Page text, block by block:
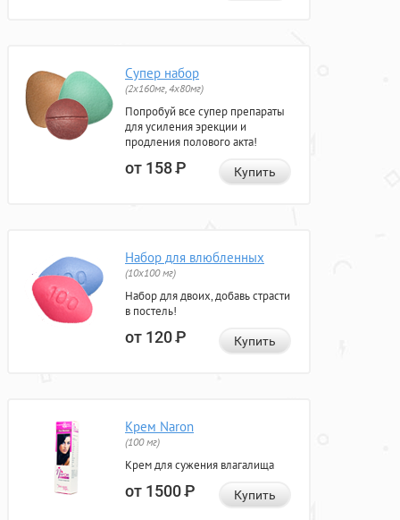
Супер набор
(2х160мг, 4х80мг)
Попробуй все супер препараты
для усиления эрекции и
продления полового акта!
от 158Р Купить
Набор для влюбленных
(10х100 мг)
Набор для двоих, добавь страсти
в постель!
от 120Р Купить
Крем Naron
(100 мг)
Крем для сужения влагалища
от 1500Р Купить